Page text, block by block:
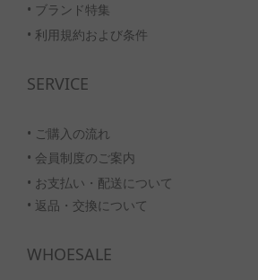
• ブランド特集
• 利用規約および条件
SERVICE
• ご購入の流れ
• 会員制度のご案内
• お支払い・配送について
• 返品・交換について
WHOESALE